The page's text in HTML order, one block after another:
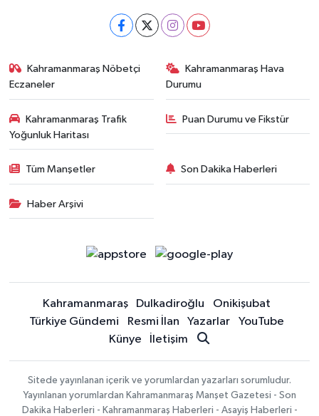
Kahramanmaraş Nöbetçi
Eczaneler
Kahramanmaraş Hava
Durumu
Kahramanmaraş Trafik
Yoğunluk Haritası
Puan Durumu ve Fikstür
Tüm Manşetler Son Dakika Haberleri
Haber Arşivi
Kahramanmaraş Dulkadiroğlu
Onikişubat
Türkiye Gündemi
Resmi İlan Yazarlar
YouTube
Künye
İletişim
Sitede yayınlanan içerik ve yorumlardan yazarları sorumludur.
Yayınlanan yorumlardan Kahramanmaraş Manşet Gazetesi - Son
Dakika Haberleri - Kahramanmaraş Haberleri - Asayiş Haberleri -